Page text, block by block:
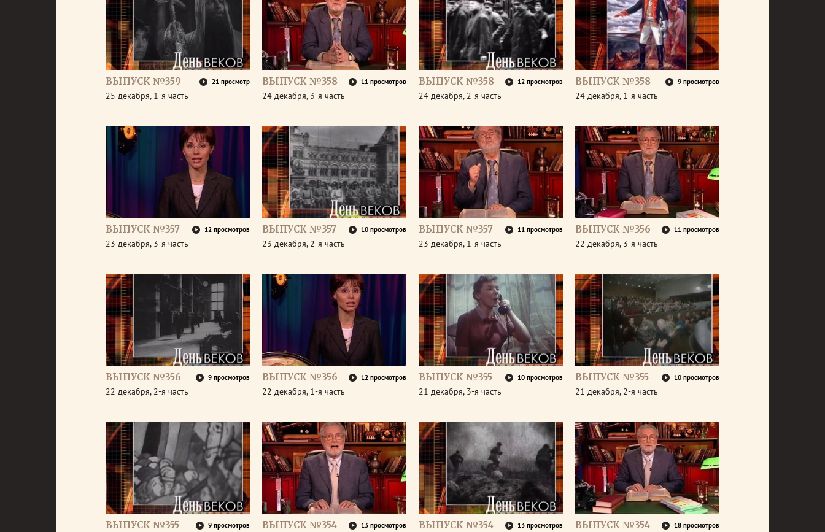
ВЫПУСК №359 21 просмотр
25 декабря, 1-я часть
ВЫПУСК №358 11 просмотров
24 декабря, 3-я часть
ВЫПУСК №358 12 просмотров
24 декабря, 2-я часть
ВЫПУСК №358 9 просмотров
24 декабря, 1-я часть
ВЫПУСК №357 12 просмотров
23 декабря, 3-я часть
ВЫПУСК №357 10 просмотров
23 декабря, 2-я часть
ВЫПУСК №357 11 просмотров
23 декабря, 1-я часть
ВЫПУСК №356 11 просмотров
22 декабря, 3-я часть
ВЫПУСК №356 9 просмотров
22 декабря, 2-я часть
ВЫПУСК №356 12 просмотров
22 декабря, 1-я часть
ВЫПУСК №355 10 просмотров
21 декабря, 3-я часть
ВЫПУСК №355 10 просмотров
21 декабря, 2-я часть
ВЫПУСК №355 9 просмотров ВЫПУСК №354 13 просмотров ВЫПУСК №354 13 просмотров ВЫПУСК №354 18 просмотров